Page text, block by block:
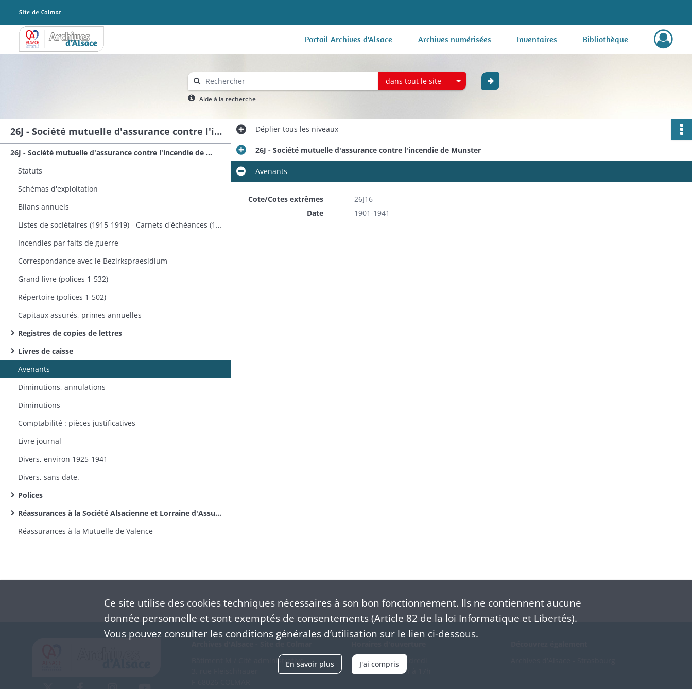
Archives Alsace - Colmar Portail Archives d'Alsace Archives numérisées Inventaires Bibliothèque
dans tout le site
Aide à la recherche
26J - Société mutuelle d'assurance contre l'incendie de Munster
26J - Société mutuelle d'assurance contre l'incendie de Munster
Statuts
Schémas d'exploitation
Bilans annuels
Listes de sociétaires (1915-1919) - Carnets d'échéances (1909-1910)
Incendies par faits de guerre
Correspondance avec le Bezirkspraesidium
Grand livre (polices 1-532)
Répertoire (polices 1-502)
Capitaux assurés, primes annuelles
Registres de copies de lettres​
Livres de caisse
Avenants
Diminutions, annulations
Diminutions
Comptabilité : pièces justificatives
Livre journal
Divers, environ 1925-1941
Divers, sans date.
Polices
Réassurances à la Société Alsacienne et Lorraine d'Assurance contre l'incendie : polices
Réassurances à la Mutuelle de Valence
Dépliertous les niveaux
26J - Société mutuelle d'assurance contre l'incendie de Munster
Avenants
Cote/Cotes extrêmes
26J16
Date
1901-1941
Bâtiment M / Cité administrative
Du mardi au vendredi
en continu de 9h à 17h
Ce site utilise des cookiestechniques nécessaires à son bon fonctionnement. Ils ne contiennent aucune
donnée personnelle et sont exemptés de consentements (Article 82 de la loi Informatique et Libertés).
Vous pouvez consulter les conditions générales d’utilisation sur le lien ci-dessous.
En savoir plus J'ai compris